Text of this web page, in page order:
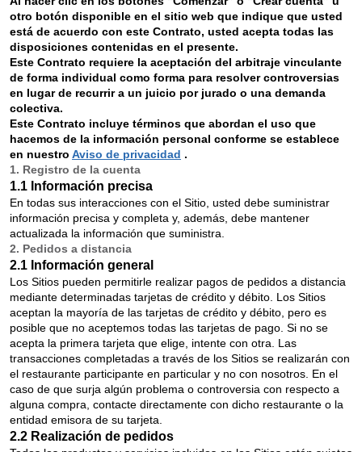
otro botón disponible en el sitio web que indique que usted
está de acuerdo con este Contrato, usted acepta todas las
disposiciones contenidas en el presente.
Este Contrato requiere la aceptación del arbitraje vinculante
de forma individual como forma para resolver controversias
en lugar de recurrir a un juicio por jurado o una demanda
colectiva.
Este Contrato incluye términos que abordan el uso que
hacemos de la información personal conforme se establece
en nuestro Aviso de privacidad .
1. Registro de la cuenta
1.1 Información precisa
En todas sus interacciones con el Sitio, usted debe suministrar
información precisa y completa y, además, debe mantener
actualizada la información que suministra.
2. Pedidos a distancia
2.1 Información general
Los Sitios pueden permitirle realizar pagos de pedidos a distancia
mediante determinadas tarjetas de crédito y débito. Los Sitios
aceptan la mayoría de las tarjetas de crédito y débito, pero es
posible que no aceptemos todas las tarjetas de pago. Si no se
acepta la primera tarjeta que elige, intente con otra. Las
transacciones completadas a través de los Sitios se realizarán con
el restaurante participante en particular y no con nosotros. En el
caso de que surja algún problema o controversia con respecto a
alguna compra, contacte directamente con dicho restaurante o la
entidad emisora de su tarjeta.
2.2 Realización de pedidos